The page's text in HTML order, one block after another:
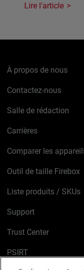
Lire l'article
À propos de nous
Contactez-nous
Salle de rédaction
Carrières
Comparer les
Outil de taille Firebox
Liste produits / SKUs
Support
Trust Center
PSIRT